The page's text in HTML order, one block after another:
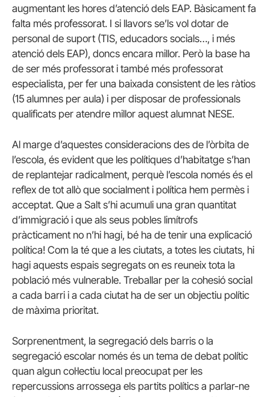
augmentant les hores d’atenció dels EAP. Bàsicament fa
falta més professorat. I si llavors se’ls vol dotar de
personal de suport (TIS, educadors socials…, i més
atenció dels EAP), doncs encara millor. Però la base ha
de ser més professorat i també més professorat
especialista, per fer una baixada consistent de les ràtios
(15 alumnes per aula) i per disposar de professionals
qualificats per atendre millor aquest alumnat NESE.
Al marge d’aquestes consideracions des de l’òrbita de
l’escola, és evident que les polítiques d’habitatge s’han
de replantejar radicalment, perquè l’escola només és el
reflex de tot allò que socialment i política hem permès i
acceptat. Que a Salt s’hi acumuli una gran quantitat
d’immigració i que als seus pobles limítrofs
pràcticament no n’hi hagi, bé ha de tenir una explicació
política! Com la té que a les ciutats, a totes les ciutats, hi
hagi aquests espais segregats on es reuneix tota la
població més vulnerable. Treballar per la cohesió social
a cada barri i a cada ciutat ha de ser un objectiu polític
de màxima prioritat.
Sorprenentment, la segregació dels barris o la
segregació escolar només és un tema de debat polític
quan algun col·lectiu local preocupat per les
repercussions arrossega els partits polítics a parlar-ne